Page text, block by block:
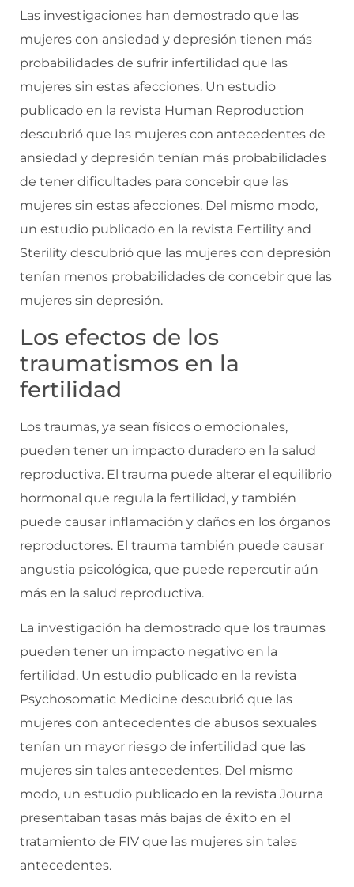
Las investigaciones han demostrado que las
mujeres con ansiedad y depresión tienen más
probabilidades de sufrir infertilidad que las
mujeres sin estas afecciones. Un estudio
publicado en la revista Human Reproduction
descubrió que las mujeres con antecedentes de
ansiedad y depresión tenían más probabilidades
de tener dificultades para concebir que las
mujeres sin estas afecciones. Del mismo modo,
un estudio publicado en la revista Fertility and
Sterility descubrió que las mujeres con depresión
tenían menos probabilidades de concebir que las
mujeres sin depresión.
Los efectos de los
traumatismos en la
fertilidad
Los traumas, ya sean físicos o emocionales,
pueden tener un impacto duradero en la salud
reproductiva. El trauma puede alterar el equilibrio
hormonal que regula la fertilidad, y también
puede causar inflamación y daños en los órganos
reproductores. El trauma también puede causar
angustia psicológica, que puede repercutir aún
más en la salud reproductiva.
La investigación ha demostrado que los traumas
pueden tener un impacto negativo en la
fertilidad. Un estudio publicado en la revista
Psychosomatic Medicine descubrió que las
mujeres con antecedentes de abusos sexuales
tenían un mayor riesgo de infertilidad que las
mujeres sin tales antecedentes. Del mismo
modo, un estudio publicado en la revista Journa
presentaban tasas más bajas de éxito en el
tratamiento de FIV que las mujeres sin tales
antecedentes.